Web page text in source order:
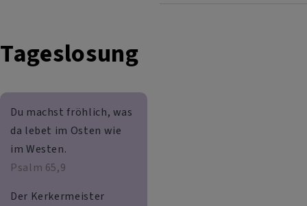
Tageslosung
Du machst fröhlich, was
da lebet im Osten wie
im Westen.
Psalm 65,9
Der Kerkermeister